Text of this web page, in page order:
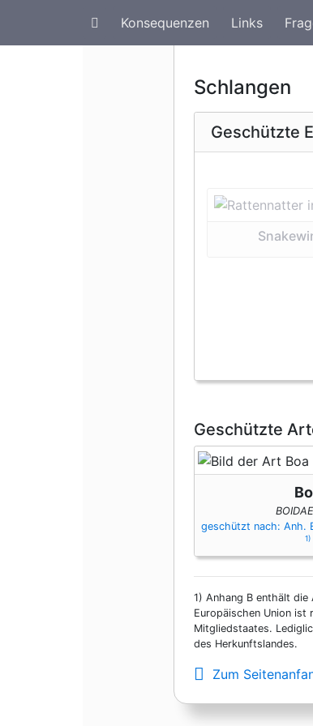
Konsequenzen Links
Schlangen
Geschützte
Geschützte
geschützt nach: Anh.
1)
1) Anhang B enthält die
Europäischen Union
Mitgliedstaates.
des Herkunftslandes.
Zum